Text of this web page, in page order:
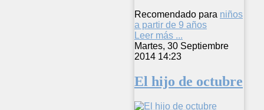
Recomendado para niños
a partir de 9 años
Leer más ...
Martes, 30 Septiembre
2014 14:23
El hijo de octubre